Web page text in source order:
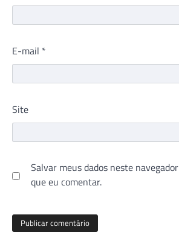
E-mail *
Site
Salvar meus dados neste
que eu comentar.